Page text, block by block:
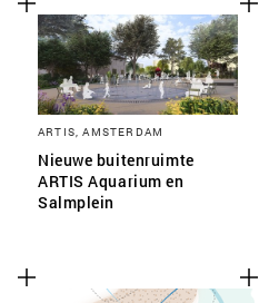
ARTIS, AMSTERDAM
Nieuwe buitenruimte
ARTIS Aquarium en
Salmplein